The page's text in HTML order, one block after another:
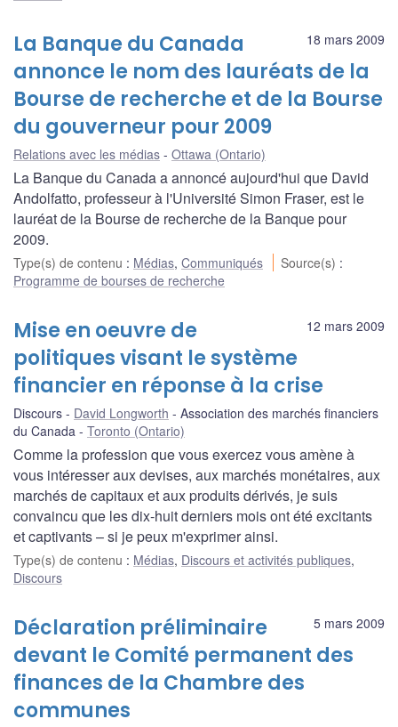
18 mars 2009
La Banque du Canada
annonce le nom des lauréats de la
Bourse de recherche et de la Bourse
du gouverneur pour 2009
Relations avec les médias Ottawa (Ontario)
La Banque du Canada a annoncé aujourd'hui que David
Andolfatto, professeur à l'Université Simon Fraser, est le
lauréat de la Bourse de recherche de la Banque pour
2009.
Type(s) de contenu : Médias, Communiqués Source(s) :
Programme de bourses de recherche
12 mars 2009
Mise en oeuvre de
politiques visant le système
financier en réponse à la crise
Discours David Longworth
Association des marchés financiers
du Canada
Toronto (Ontario)
Comme la profession que vous exercez vous amène à
vous intéresser aux devises, aux marchés monétaires, aux
marchés de capitaux et aux produits dérivés, je suis
convaincu que les dix-huit derniers mois ont été excitants
et captivants – si je peux m'exprimer ainsi.
Type(s) de contenu : Médias, Discours et activités publiques,
Discours
5 mars 2009
Déclaration préliminaire
devant le Comité permanent des
finances de la Chambre des
communes